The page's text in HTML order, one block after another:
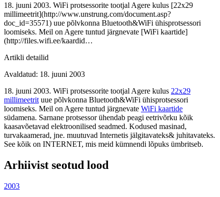
18. juuni 2003. WiFi protsessorite tootjal Agere kulus [22x29
millimeetrit](http://www.unstrung.com/document.asp?
doc_id=35571) uue põlvkonna Bluetooth&WiFi ühisprotsessori
loomiseks. Meil on Agere tuntud järgnevate [WiFi kaartide]
(http://files.wifi.ee/kaardid…
Artikli detailid
Avaldatud: 18. juuni 2003
18. juuni 2003. WiFi protsessorite tootjal Agere kulus 22x29
millimeetrit uue põlvkonna Bluetooth&WiFi ühisprotsessori
loomiseks. Meil on Agere tuntud järgnevate WiFi kaartide
südamena. Sarnane protsessor ühendab peagi eetrivõrku kõik
kaasavõetavad elektroonilised seadmed. Kodused masinad,
turvakaamerad, jne. muutuvad Internetis jälgitavateks& juhitavateks.
See kõik on INTERNET, mis meid kümnendi lõpuks ümbritseb.
Arhiivist seotud lood
2003